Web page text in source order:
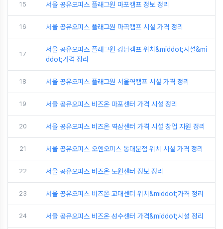
15 서울 공유오피스 플래그원 마포캠프 정보 정리
16 서울 공유오피스 플래그원 마곡캠프 시설 가격 정리
17
서울 공유오피스 플래그원 강남캠프 위치&middot;시설&mi
ddot;가격 정리
18 서울 공유오피스 플래그원 서울역캠프 시설 가격 정리
19 서울 공유오피스 비즈온 마포센터 가격 시설 정리
20 서울 공유오피스 비즈온 역삼센터 가격 시설 창업 지원 정리
21 서울 공유오피스 오엔오피스 동대문점 위치 시설 가격 정리
22 서울 공유오피스 비즈온 노원센터 정보 정리
23 서울 공유오피스 비즈온 교대센터 위치&middot;가격 정리
24 서울 공유오피스 비즈온 성수센터 가격&middot;시설 정리